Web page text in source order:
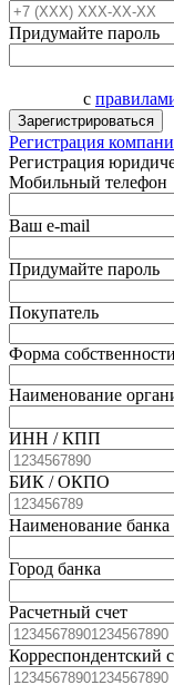
Придумайте пароль
с
Зарегистрироваться
Регистрация
Регистрация
Мобильный телефон
Ваш e-mail
Придумайте пароль
Покупатель
Форма собственности
Наименование
ИНН / КПП
БИК / ОКПО
Наименование банка
Город банка
Расчетный счет
Корреспондентский